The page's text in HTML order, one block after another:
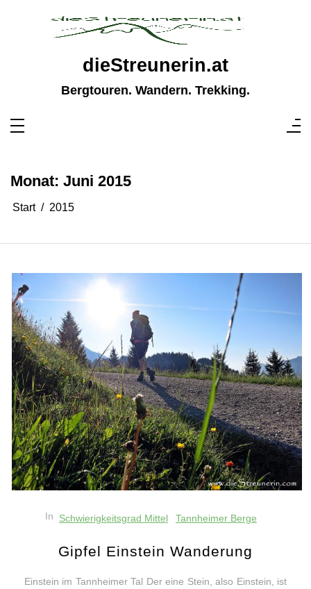
dieStreunerin.at
Bergtouren. Wandern. Trekking.
Monat: Juni 2015
Start 2015
In Schwierigkeitsgrad Mittel Tannheimer Berge
Gipfel Einstein Wanderung
Einstein im Tannheimer Tal Der eine Stein, also Einstein, ist